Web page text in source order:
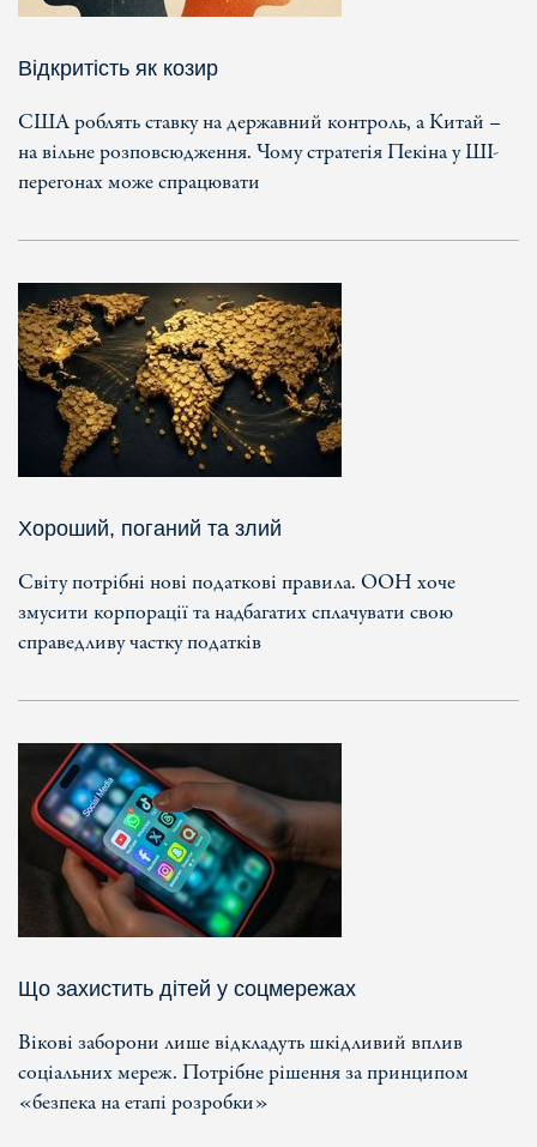
Відкритість як козир
США роблять ставку на державний контроль, а Китай –
на вільне розповсюдження. Чому стратегія Пекіна у ШІ-
перегонах може спрацювати
Хороший, поганий та злий
Світу потрібні нові податкові правила. ООН хоче
змусити корпорації та надбагатих сплачувати свою
справедливу частку податків
Що захистить дітей у соцмережах
Вікові заборони лише відкладуть шкідливий вплив
соціальних мереж. Потрібне рішення за принципом
«безпека на етапі розробки»